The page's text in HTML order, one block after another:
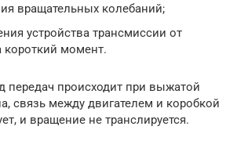
вращательных колебаний;
устройства трансмиссии от
короткий момент.
передач происходит при выжатой
связь между двигателем и коробкой
и вращение не транслируется.